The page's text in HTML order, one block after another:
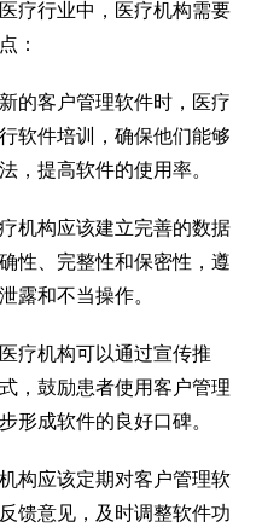
疗行业中，医疗机构需要
：
的客户管理软件时，医疗
软件培训，确保他们能够
，提高软件的使用率。
机构应该建立完善的数据
性、完整性和保密性，遵
露和不当操作。
疗机构可以通过宣传推
，鼓励患者使用客户管理
形成软件的良好口碑。
构应该定期对客户管理软
馈意见，及时调整软件功